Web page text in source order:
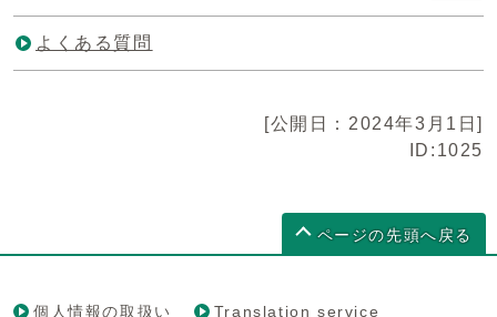
よくある質問
[公開日：2024年3月1日]
ID:1025
ページの先頭へ戻る
個人情報の取扱い Translation service